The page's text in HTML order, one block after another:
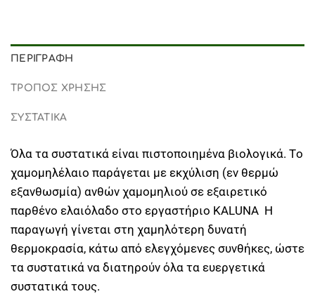
ΠΕΡΙΓΡΑΦΉ
ΤΡΟΠΟΣ ΧΡΗΣΗΣ
ΣΥΣΤΑΤΙΚΑ
Όλα τα συστατικά είναι πιστοποιημένα βιολογικά. Tο
χαμομηλέλαιο παράγεται με εκχύλιση (εν θερμώ
εξανθωσμία) ανθών χαμομηλιού σε εξαιρετικό
παρθένο ελαιόλαδο στο εργαστήριο KALUNA Η
παραγωγή γίνεται στη χαμηλότερη δυνατή
θερμοκρασία, κάτω από ελεγχόμενες συνθήκες, ώστε
τα συστατικά να διατηρούν όλα τα ευεργετικά
συστατικά τους.